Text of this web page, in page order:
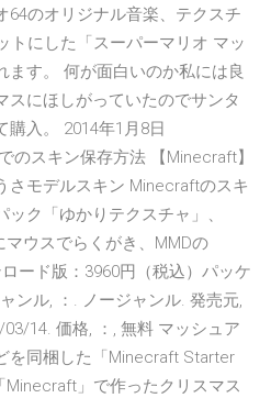
64のオリジナル音楽、テクスチ
トにした「スーパーマリオ マッ
ます。 何が面白いのか私には良
スにほしがっていたのでサンタ
購入。 2014年1月8日
のスキン保存方法 【Minecraft】
さモデルスキン Minecraftのスキ
ク「ゆかりテクスチャ」、
マウスでらくがき、MMDの
ード版：3960円（税込）パッケ
ンル, ：. ノージャンル. 発売元,
03/14. 価格, ：, 無料 マッシュア
を同梱した「Minecraft Starter
」で作ったクリスマス